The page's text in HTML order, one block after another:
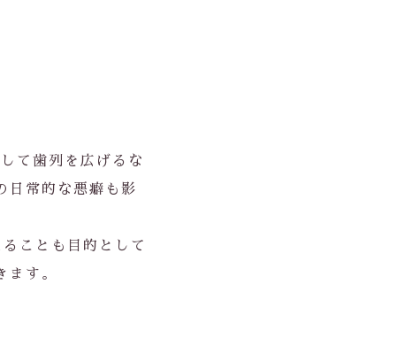
て歯列を広げるな
日常的な悪癖も影
ことも目的として
ます。